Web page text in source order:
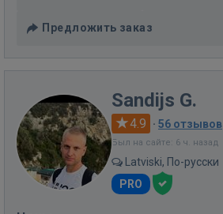
Предложить заказ
Sandijs G.
4.9 · 56 отзывов
Был на сайте: 6 ч. назад
Latviski, По-русски
PRO